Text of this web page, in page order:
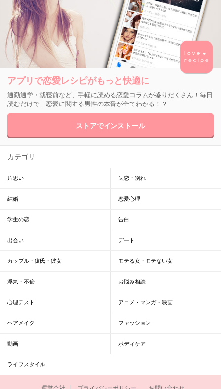
アプリで恋愛レシピがもっと快適に
通勤通学・就寝前など、手軽に読める恋愛コラムが盛りだくさん！毎日
読むだけで、恋愛に関する男性の本音が全てわかる！？
ストアでインストール
カテゴリ
片思い 失恋・別れ
結婚 恋愛心理
学生の恋 告白
出会い デート
カップル・彼氏・彼女 モテる女・モテない女
浮気・不倫 お悩み相談
心理テスト アニメ・マンガ・映画
ヘアメイク ファッション
動画 ボディケア
ライフスタイル